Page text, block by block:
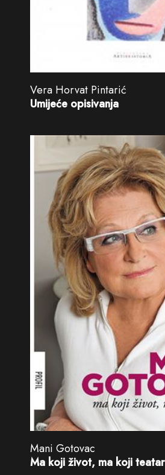
Vera Horvat Pintarić
Umijeće opisivanja
Mani Gotovac
Ma koji život, ma koji teatar